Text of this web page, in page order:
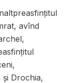
avînd
Drochia,